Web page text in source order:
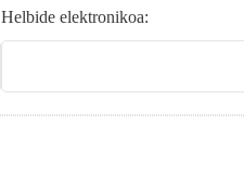
Helbide elektronikoa: